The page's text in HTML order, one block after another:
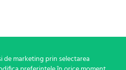
marketing prin selectarea